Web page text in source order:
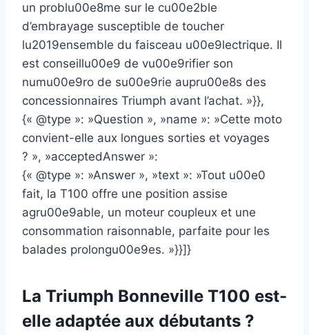
un problu00e8me sur le cu00e2ble
d’embrayage susceptible de toucher
lu2019ensemble du faisceau u00e9lectrique. Il
est conseillu00e9 de vu00e9rifier son
numu00e9ro de su00e9rie aupru00e8s des
concessionnaires Triumph avant l’achat. »}},
{« @type »: »Question », »name »: »Cette moto
convient-elle aux longues sorties et voyages
? », »acceptedAnswer »:
{« @type »: »Answer », »text »: »Tout u00e0
fait, la T100 offre une position assise
agru00e9able, un moteur coupleux et une
consommation raisonnable, parfaite pour les
balades prolongu00e9es. »}}]}
La Triumph Bonneville T100 est-
elle adaptée aux débutants ?